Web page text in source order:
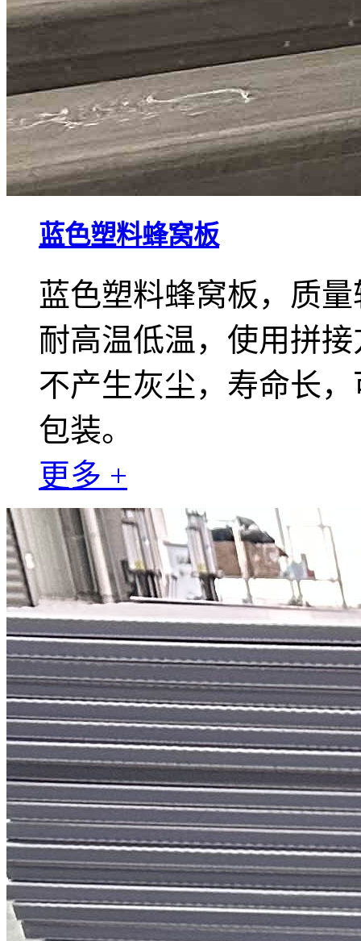
蓝色塑料蜂窝板
蓝色塑料蜂窝板，质
耐高温低温，使用拼
不产生灰尘，寿命长
包装。
更多 +